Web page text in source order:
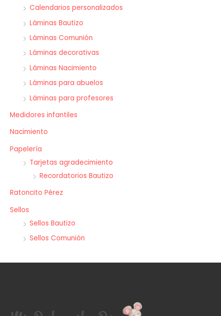
Calendarios personalizados
Láminas Bautizo
Láminas Comunión
Láminas decorativas
Láminas Nacimiento
Láminas para abuelos
Láminas para profesores
Medidores infantiles
Nacimiento
Papelería
Tarjetas agradecimiento
Recordatorios Bautizo
Ratoncito Pérez
Sellos
Sellos Bautizo
Sellos Comunión